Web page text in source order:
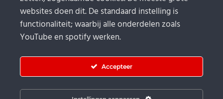
Algemeen: info@baroeg.nl
Bands & boeking: leon@baroeg.nl
Promotie & publiciteit: francis@baroeg.nl
websites doen dit. De standaard instelling is
functionaliteit; waarbij alle onderdelen zoals
YouTube en spotify werken.
Accepteer